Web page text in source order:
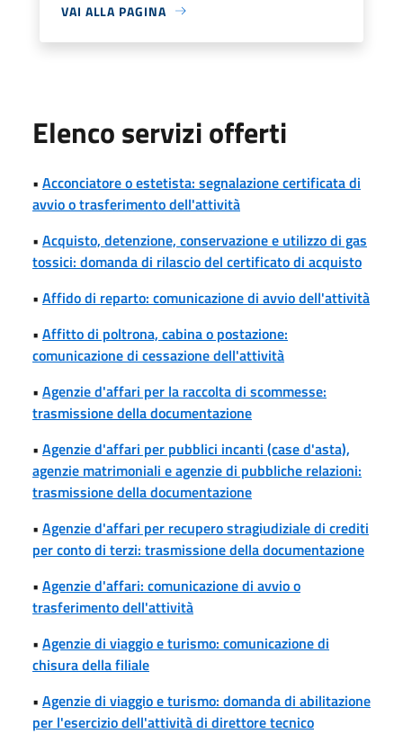
VAI ALLA PAGINA
Elenco servizi offerti
• Acconciatore o estetista: segnalazione certificata di
avvio o trasferimento dell'attività
• Acquisto, detenzione, conservazione e utilizzo di gas
tossici: domanda di rilascio del certificato di acquisto
• Affido di reparto: comunicazione di avvio dell'attività
• Affitto di poltrona, cabina o postazione:
comunicazione di cessazione dell'attività
• Agenzie d'affari per la raccolta di scommesse:
trasmissione della documentazione
• Agenzie d'affari per pubblici incanti (case d'asta),
agenzie matrimoniali e agenzie di pubbliche relazioni:
trasmissione della documentazione
• Agenzie d'affari per recupero stragiudiziale di crediti
per conto di terzi: trasmissione della documentazione
• Agenzie d'affari: comunicazione di avvio o
trasferimento dell'attività
• Agenzie di viaggio e turismo: comunicazione di
chisura della filiale
• Agenzie di viaggio e turismo: domanda di abilitazione
per l'esercizio dell'attività di direttore tecnico